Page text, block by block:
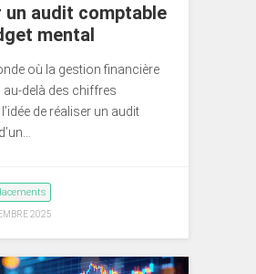
un audit comptable
mental
où la gestion financière
au-delà des chiffres
de réaliser un audit
2025